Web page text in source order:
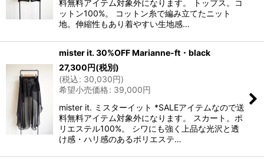
料無料アイテム対象外になります。 トップス。コ
ットン100%。 コットン糸で編み立てたニット
地。伸縮性もあり着やすい生地感…
mister it. 30%OFF Marianne-ft・black
27,300円(税別)
(税込: 30,030円)
希望小売価格: 39,000円
mister it. ミスターイット *SALEアイテムなので送
料無料アイテム対象外になります。 スカート。ポ
リエステル100%。 シワにも強く上品な光沢と透
け感・ハリ感のあるポリエステ…